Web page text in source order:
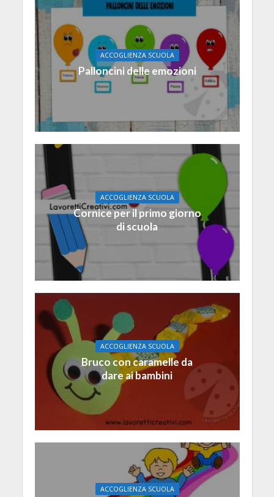
ACCOGLIENZA SCUOLA
Palloncini delle emozioni
ACCOGLIENZA SCUOLA
Cornice per il primo giorno
di scuola
ACCOGLIENZA SCUOLA
Bruco con caramelle da
dare ai bambini
ACCOGLIENZA SCUOLA